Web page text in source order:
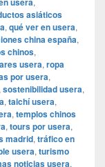
asiáticos
, qué ver en usera,
china españa,
chinos,
usera, ropa
por usera,
sostenibilidad usera,
, taichí usera,
, templos chinos
, tours por usera,
madrid, tráfico en
usera, turismo
noticias usera,